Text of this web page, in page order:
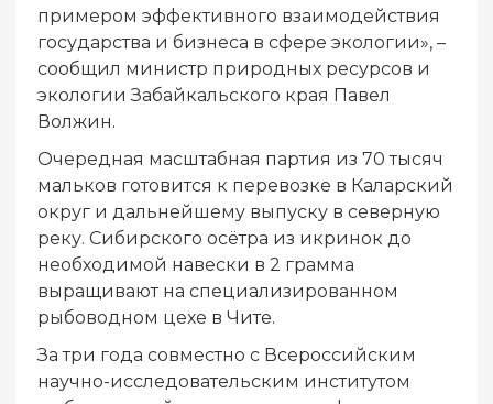
примером эффективного взаимодействия
государства и бизнеса в сфере экологии», –
сообщил министр природных ресурсов и
экологии Забайкальского края Павел
Волжин.
Очередная масштабная партия из 70 тысяч
мальков готовится к перевозке в Каларский
округ и дальнейшему выпуску в северную
реку. Сибирского осётра из икринок до
необходимой навески в 2 грамма
выращивают на специализированном
рыбоводном цехе в Чите.
За три года совместно с Всероссийским
научно-исследовательским институтом